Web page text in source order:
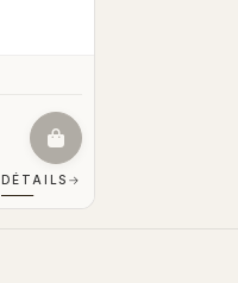
DÉTAILS →